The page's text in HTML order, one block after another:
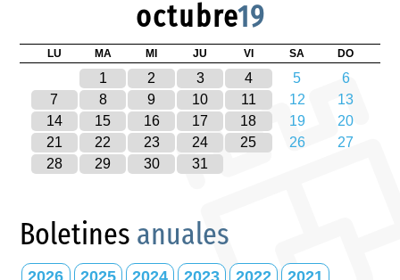
octubre19
LU MA MI JU VI SA DO
1 2 3 4 5
6
7
8 9 10 11 12
13
14
15 16 17 18 19
20
21
22 23 24 25 26
27
28
29 30 31
Boletines anuales
2026 2025 2024 2023 2022 2021